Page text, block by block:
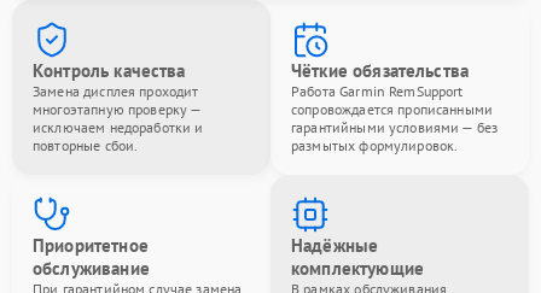
Контроль качества
Замена дисплея проходит
многоэтапную проверку —
исключаем недоработки и
повторные сбои.
Чёткие обязательства
Работа Garmin RemSupport
сопровождается прописанными
гарантийными условиями — без
размытых формулировок.
Приоритетное
обслуживание
При гарантийном случае замена
Надёжные
комплектующие
В рамках обслуживания